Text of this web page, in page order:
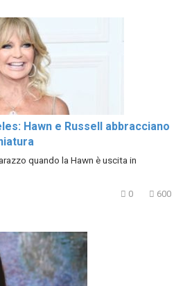
Hawn e Russell abbracciano
quando la Hawn è uscita in
0 600